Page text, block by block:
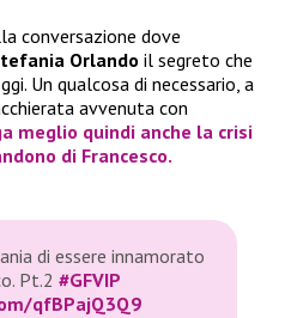
conversazione dove
Orlando il segreto che
Un qualcosa di necessario, a
avvenuta con
meglio quindi anche la crisi
di Francesco.
di essere innamorato
Pt.2 #GFVIP
qfBPajQ3Q9